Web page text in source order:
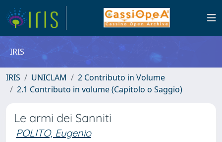
IRIS
IRIS UNICLAM
2 Contributo in Volume
2.1 Contributo in volume (Capitolo o Saggio)
Le armi dei Sanniti
POLITO, Eugenio